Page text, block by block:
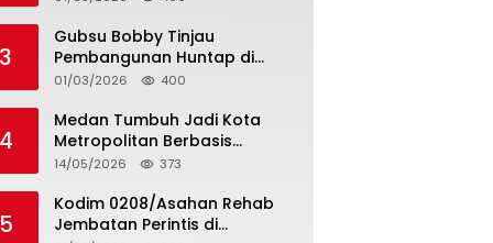
3
Gubsu Bobby Tinjau
Pembangunan Huntap di
Tapteng
01/03/2026 400
4
Medan Tumbuh Jadi Kota
Metropolitan Berbasis
Teknologi
14/05/2026 373
5
Kodim 0208/Asahan Rehab
Jembatan Perintis di